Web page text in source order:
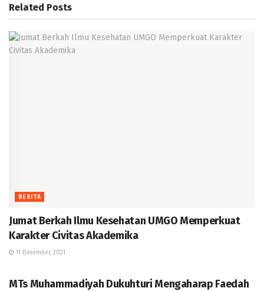
Related Posts
BERITA
Jumat Berkah Ilmu Kesehatan UMGO Memperkuat
Karakter Civitas Akademika
11 Desember, 2021
MTs Muhammadiyah Dukuhturi Mengaharap Faedah